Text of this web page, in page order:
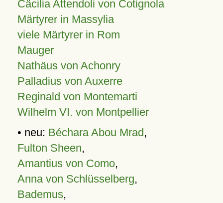
Cäcilia Attendoli von Cotignola
Märtyrer in Massylia
viele Märtyrer in Rom
Mauger
Nathäus von Achonry
Palladius von Auxerre
Reginald von Montemarti
Wilhelm VI. von Montpellier
• neu: Béchara Abou Mrad,
Fulton Sheen,
Amantius von Como,
Anna von Schlüsselberg,
Bademus,